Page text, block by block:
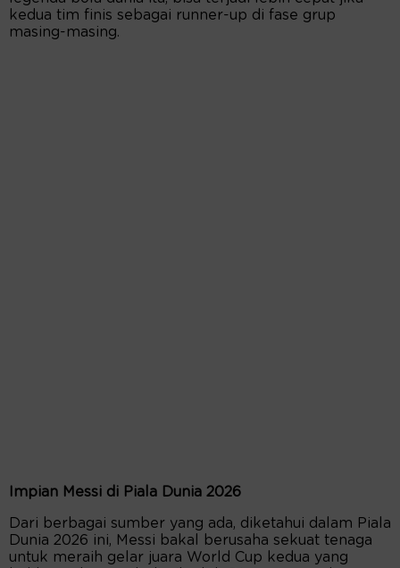
kedua tim finis sebagai runner-up di fase grup
masing-masing.
Impian Messi di Piala Dunia 2026
Dari berbagai sumber yang ada, diketahui dalam Piala
Dunia 2026 ini, Messi bakal berusaha sekuat tenaga
untuk meraih gelar juara World Cup kedua yang